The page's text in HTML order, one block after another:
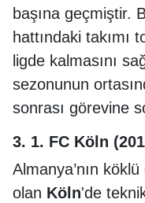
başına geçmiştir.
hattındaki takımı
ligde kalmasını
sezonunun
sonrası görevine
3. 1. FC Köln
Almanya’nın
olan Köln'de